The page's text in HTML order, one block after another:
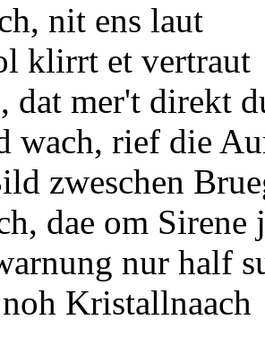
nit ens laut
klirrt et vertraut
dat mer't direkt
wach, rief die
zweschen
dae om Sirene
nur half
Kristallnaach